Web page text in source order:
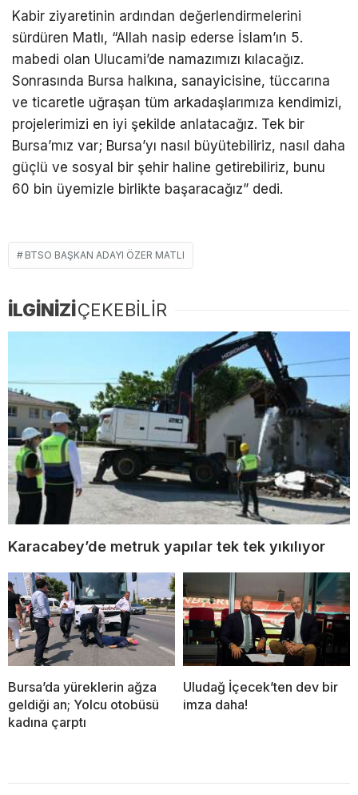
​​Kabir ziyaretinin ardından değerlendirmelerini
sürdüren Matlı, “Allah nasip ederse İslam’ın 5.
mabedi olan Ulucami’de namazımızı kılacağız.
Sonrasında Bursa halkına, sanayicisine, tüccarına
ve ticaretle uğraşan tüm arkadaşlarımıza kendimizi,
projelerimizi en iyi şekilde anlatacağız. Tek bir
Bursa’mız var; Bursa’yı nasıl büyütebiliriz, nasıl daha
güçlü ve sosyal bir şehir haline getirebiliriz, bunu
60 bin üyemizle birlikte başaracağız” dedi.
BTSO BAŞKAN ADAYI ÖZER MATLI
İLGİNİZİÇEKEBİLİR
Karacabey’de metruk yapılar tek tek yıkılıyor
Bursa’da yüreklerin ağza
geldiği an; Yolcu otobüsü
kadına çarptı
Uludağ İçecek’ten dev bir
imza daha!